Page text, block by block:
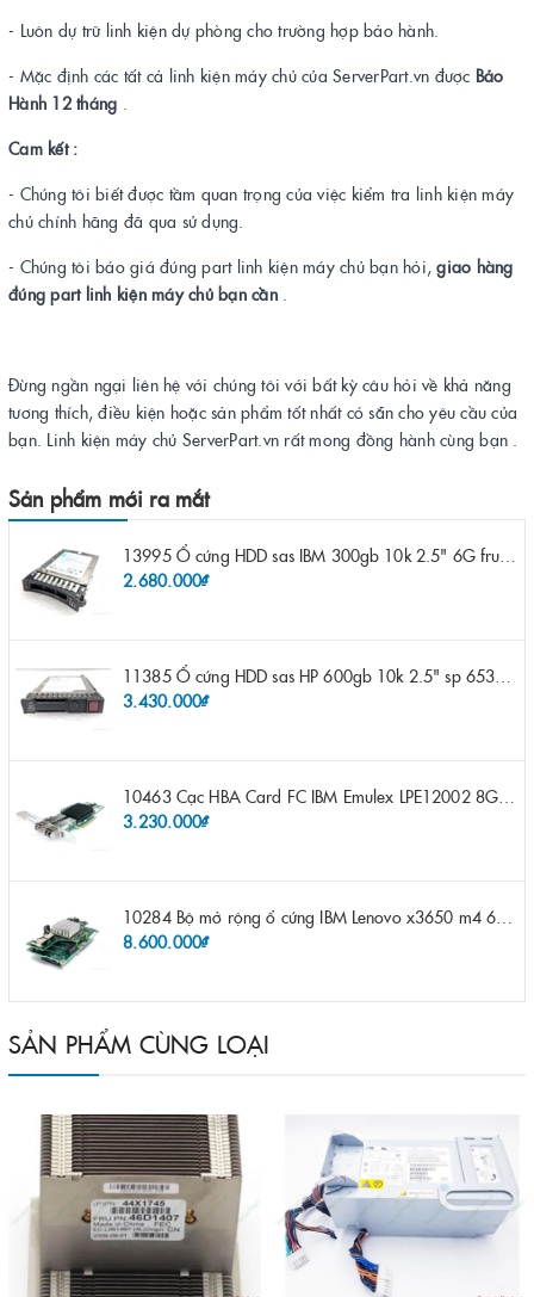
- Luôn dự trữ linh kiện dự phòng cho trường hợp bảo hành.
- Mặc định các tất cả linh kiện máy chủ của ServerPart.vn được Bảo
Hành 12 tháng
Cam kết :
- Chúng tôi biết được tầm quan trọng của việc kiểm tra linh kiện máy
chủ chính hãng đã qua sử dụng.
- Chúng tôi báo giá đúng part linh kiện máy chủ bạn hỏi,giao hàng
đúng part linh kiện máy chủ bạn cần.
Đừng ngần ngại liên hệ với chúng tôi với bất kỳ câu hỏi về khả năng
tương thích, điều kiện hoặc sản phẩm tốt nhất có sẵn cho yêu cầu của
bạn. Linh kiện máy chủ ServerPart.vn rất mong đồng hành cùng bạn .
Sản phẩm mới ra mắt
2.680.000₫
3.430.000₫
3.230.000₫
8.600.000₫
SẢN PHẨM CÙNG LOẠI